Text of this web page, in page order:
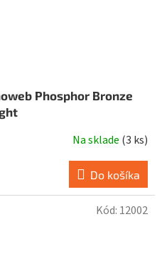
Phosphor Bronze
Na sklade (3 ks)
Do košíka
Kód: 12002